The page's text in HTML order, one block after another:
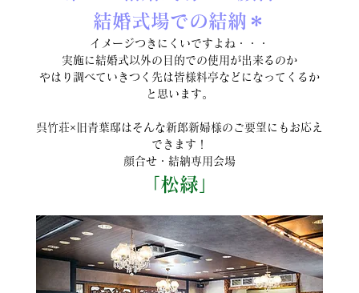
結婚式場での結納＊
イメージつきにくいですよね・・・
実施に結婚式以外の目的での使用が出来るのか
やはり調べていきつく先は皆様料亭などになってくるか
と思います。
呉竹荘×旧青葉邸はそんな新郎新婦様のご要望にもお応え
できます！
顔合せ・結納専用会場
「松緑」